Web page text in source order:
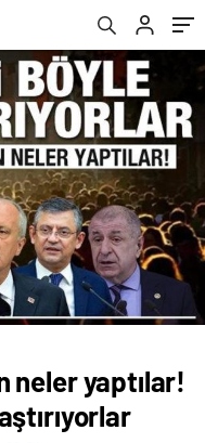
neler yaptılar!